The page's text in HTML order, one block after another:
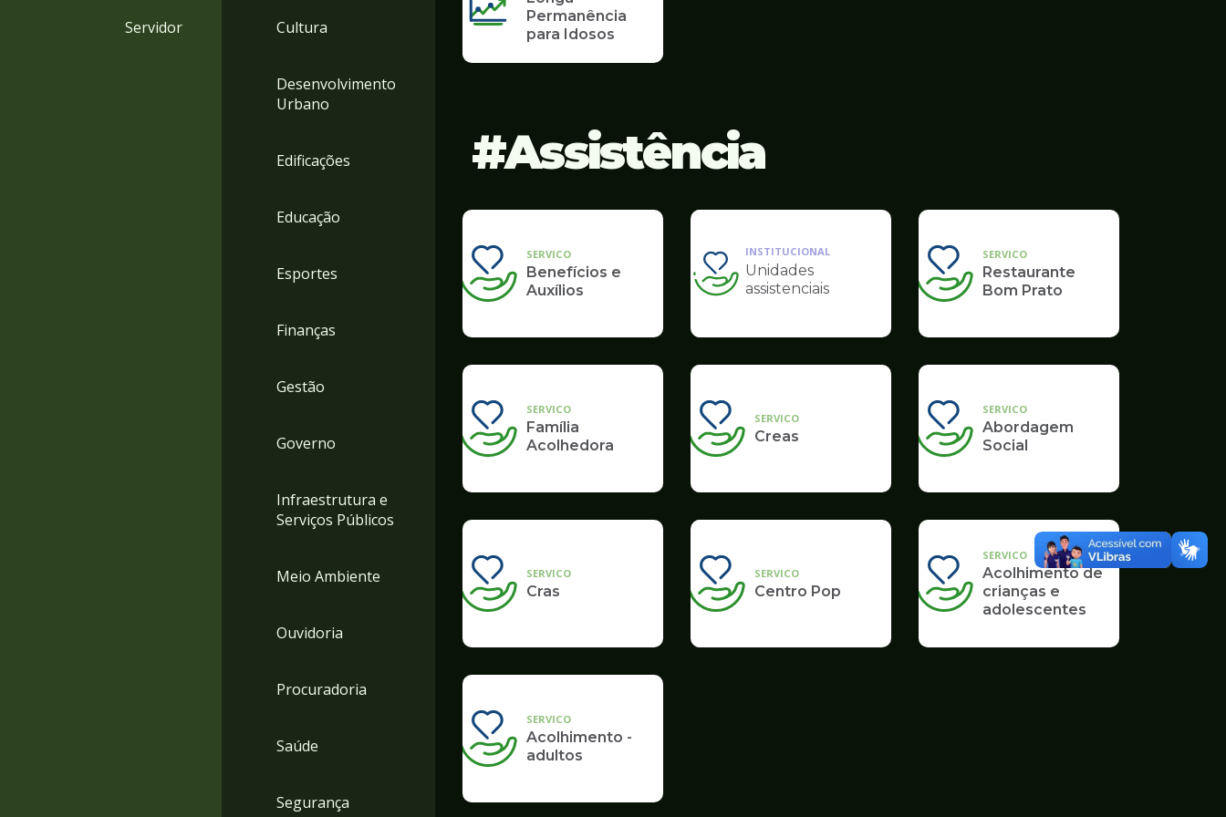
Servidor Cultura
Desenvolvimento
Urbano
Edificações
Educação
Esportes
Finanças
Gestão
Governo
Infraestrutura e
Serviços Públicos
Meio Ambiente
Ouvidoria
Procuradoria
Saúde
Segurança
Permanência
para Idosos
Assistência
SERVICO
Benefícios e
Auxílios
Ilustração
da
de
Assistência
INSTITUCIONAL
Unidades
assistenciais
SERVICO
Restaurante
Bom Prato
SERVICO
Família
Acolhedora
SERVICO
Creas
SERVICO
Abordagem
Social
SERVICO
Cras
SERVICO
Centro Pop
SERVICO
Acolhimento de
crianças e
adolescentes
SERVICO
Acolhimento -
adultos